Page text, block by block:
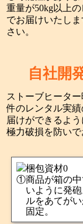
重量が50kg以上
でお届けいたし
さい。
自社開
ストーブヒータ
件のレンタル実
届けができるよ
極力破損を防いで
商品が箱の
いように発
ルをあてが
固定。